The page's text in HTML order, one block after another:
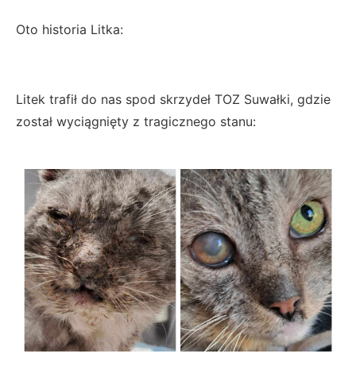
Oto historia Litka:
Litek trafił do nas spod skrzydeł TOZ Suwałki, gdzie
został wyciągnięty z tragicznego stanu: